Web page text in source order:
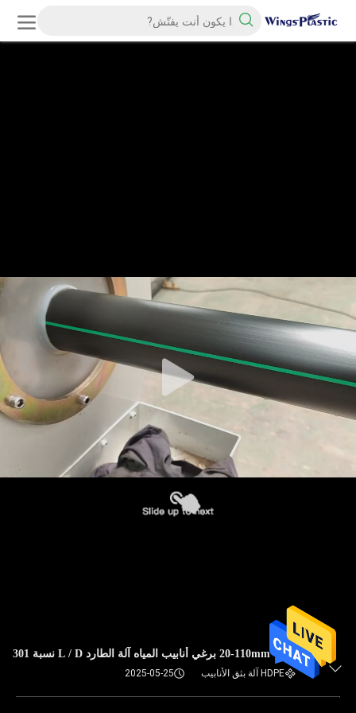
20-110mm برغي أنابيب المياه آلة الطارد L / D نسبة 301
HDPE آلة بثق الأنابيب 2025-05-25